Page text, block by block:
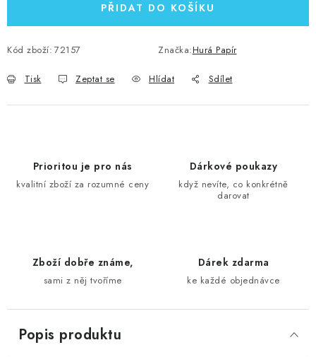
PŘIDAT DO KOŠÍKU
Kód zboží: 72157 Značka:Hurá Papír
Tisk Zeptat se Hlídat Sdílet
Prioritou je pro nás
kvalitní zboží za rozumné ceny
Dárkové poukazy
když nevíte, co konkrétně
darovat
Zboží dobře známe,
sami z něj tvoříme
Dárek zdarma
ke každé objednávce
Popis produktu